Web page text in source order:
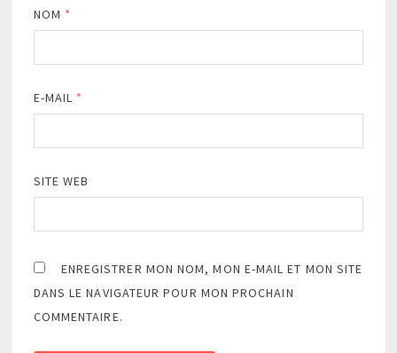
NOM *
E-MAIL *
SITE WEB
ENREGISTRER MON NOM, MON E-MAIL ET MON SITE
DANS LE NAVIGATEUR POUR MON PROCHAIN
COMMENTAIRE.